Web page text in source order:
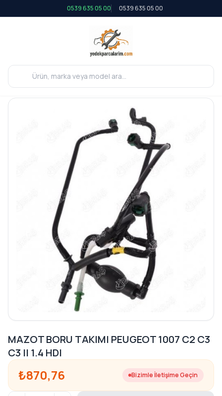
0539 635 05 00 0539 635 05 00
MAZOT BORU TAKIMI PEUGEOT 1007 C2 C3
C3 II 1.4 HDI
₺870,76 Bizimle İletişime Geçin